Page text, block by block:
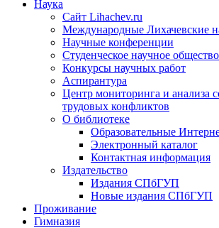
Наука
Сайт Lihachev.ru
Международные Лихачевские
Научные конференции
Студенческое научное общество
Конкурсы научных работ
Аспирантура
Центр мониторинга и анализа
трудовых конфликтов
О библиотеке
Образовательные
Электронный каталог
Контактная информация
Издательство
Издания СПбГУП
Новые издания СПбГУП
Проживание
Гимназия